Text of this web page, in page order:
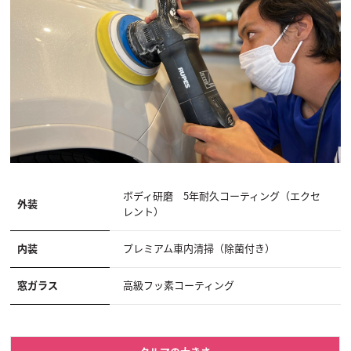
外装
ボディ研磨 5年耐久コーティング（エクセ
レント）
内装 プレミアム車内清掃（除菌付き）
窓ガラス 高級フッ素コーティング